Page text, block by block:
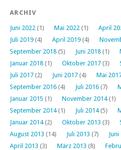
ARCHIV
Juni 2022 (1) Mai 2022 (1) April
Juli 2019 (4) April 2019 (4)
September 2018 (5) Juni 2018 (1)
Januar 2018 (1) Oktober 2017 (3)
Juli 2017 (2) Juni 2017 (4) Mai
September 2016 (4) Juli 2016 (7)
Januar 2015 (1) November 2014(1)
September 2014(1) Juli 2014(5)
Januar 2014(2) Oktober 2013 (3)
August 2013 (14) Juli 2013 (7) Juni
April 2013 (3) März 2013 (8)